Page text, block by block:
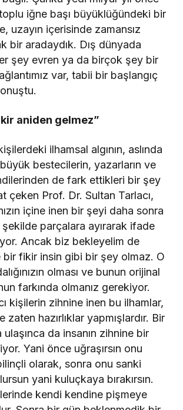
iğne başı büyüklüğündeki bir
uzayın içerisinde zamansız
bir aradaydık. Dış dünyada
şey evren ya da birçok şey bir
var, tabii bir başlangıç
aniden gelmez”
ilhamsal algının, aslında
bestecilerin, yazarların ve
de fark ettikleri bir şey
çeken Prof. Dr. Sultan Tarlacı,
içine inen bir şeyi daha sonra
şekilde parçalara ayırarak ifade
Ancak biz bekleyelim de
bir fikir insin gibi bir şey olmaz. O
olması ve bunun orijinal
farkında olmanız gerekiyor.
kişilerin zihnine inen bu ilhamlar,
zaten hazırlıklar yapmışlardır. Bir
ulaşınca da insanın zihnine bir
Yani önce uğraşırsın onu
olarak, sonra onu sanki
yani kuluçkaya bırakırsın.
kendi kendine pişmeye